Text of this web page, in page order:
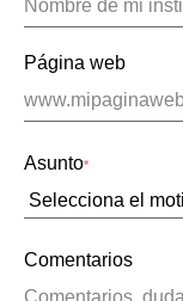
Página web
Asunto*
Comentarios